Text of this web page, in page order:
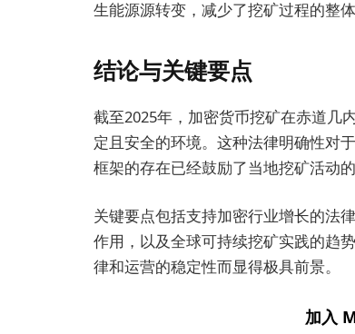
生能源源转变，减少了挖矿过程的整体
结论与关键要点
截至2025年，加密货币挖矿在赤道几
定且安全的环境。这种法律明确性对
框架的存在已经鼓励了当地挖矿活动
关键要点包括支持加密行业增长的法
作用，以及全球可持续挖矿实践的趋
律和运营的稳定性而显得极具前景。
加入